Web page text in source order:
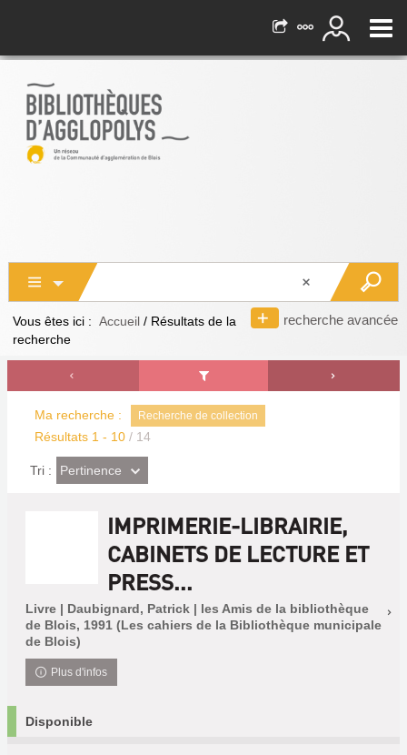
recherche avancée
Vous êtes ici : Accueil / Résultats de la
recherche
Ma recherche : Recherche de collection
Résultats 1 - 10 / 14
Tri : (Effet
imédiat)
Pertinence
IMPRIMERIE-LIBRAIRIE,
CABINETS DE LECTURE ET
PRESS...
Livre | Daubignard, Patrick | les Amis de la bibliothèque
de Blois, 1991 (Les cahiers de la Bibliothèque municipale
de Blois)
Plus d'infos
Disponible